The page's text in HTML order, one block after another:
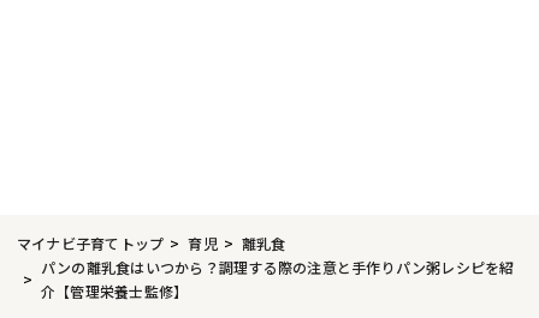
マイナビ子育てトップ 育児
離乳食
パンの離乳食はいつから？調理する際の注意と手作りパン粥レシピを紹
介【管理栄養士監修】